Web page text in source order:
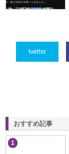
twitter
おすすめ記事
1